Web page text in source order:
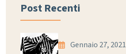
Post Recenti
Gennaio 27, 2021